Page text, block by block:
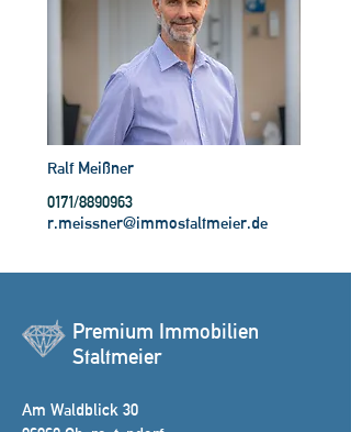
Ralf Meißner
0171/8890963
r.meissner@immostaltmeier.de
Premium Immobilien
Staltmeier
Am Waldblick 30